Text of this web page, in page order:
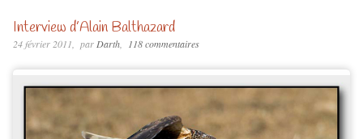
Interview d’Alain Balthazard
24 février 2011 parDarth 118 commentaires